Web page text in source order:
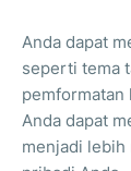
Anda dapat
seperti tema
pemformatan
Anda dapat
menjadi lebih